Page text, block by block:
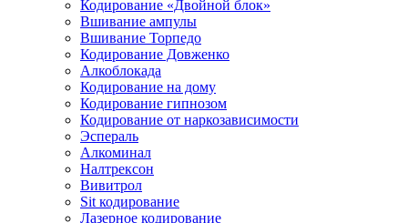
Кодирование «Двойной блок»
Вшивание ампулы
Вшивание Торпедо
Кодирование Довженко
Алкоблокада
Кодирование на дому
Кодирование гипнозом
Кодирование от наркозависимости
Эспераль
Алкоминал
Налтрексон
Вивитрол
Sit кодирование
Лазерное кодирование